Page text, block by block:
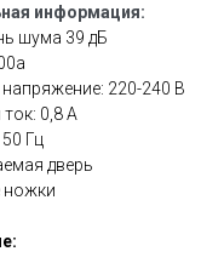
информация:
шума 39 дБ
220-240 В
0,8 А
Гц
дверь
ножки